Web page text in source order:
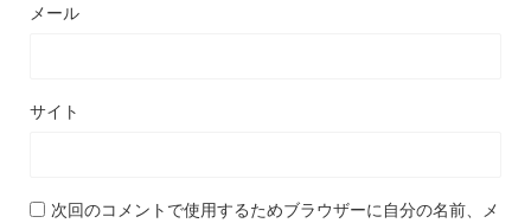
メール
サイト
次回のコメントで使用するためブラウザーに自分の名前、メ